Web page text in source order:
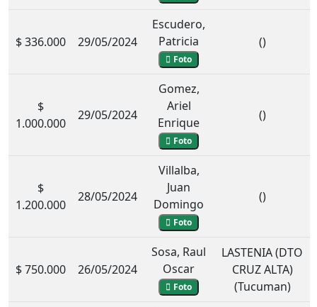
$ 336.000 29/05/2024
Escudero,
Patricia
Foto
()
$
1.000.000
29/05/2024
Gomez,
Ariel
Enrique
Foto
()
$
1.200.000
28/05/2024
Villalba,
Juan
Domingo
Foto
()
$ 750.000 26/05/2024
Sosa, Raul
Oscar
Foto
LASTENIA (DTO
CRUZ ALTA)
(Tucuman)